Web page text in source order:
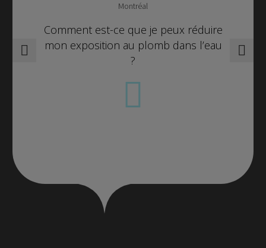
Montréal
Comment est-ce que je peux réduire
mon exposition au plomb dans l’eau
?